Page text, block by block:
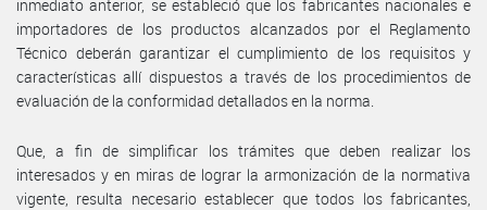
inmediato anterior, se estableció que los fabricantes nacionales e
importadores de los productos alcanzados por el Reglamento
Técnico deberán garantizar el cumplimiento de los requisitos y
características allí dispuestos a través de los procedimientos de
evaluación de la conformidad detallados en la norma.
Que, a fin de simplificar los trámites que deben realizar los
interesados y en miras de lograr la armonización de la normativa
vigente, resulta necesario establecer que todos los fabricantes,